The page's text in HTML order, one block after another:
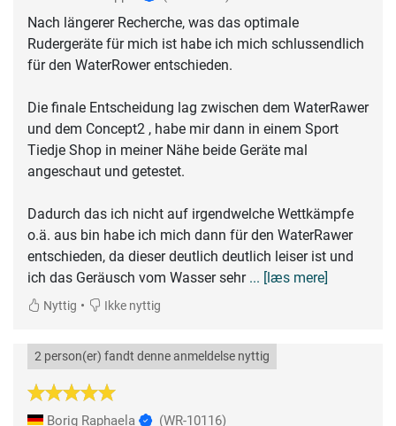
Nach längerer Recherche, was das optimale
Rudergeräte für mich ist habe ich mich schlussendlich
für den WaterRower entschieden.
Die finale Entscheidung lag zwischen dem WaterRawer
und dem Concept2 , habe mir dann in einem Sport
Tiedje Shop in meiner Nähe beide Geräte mal
angeschaut und getestet.
Dadurch das ich nicht auf irgendwelche Wettkämpfe
o.ä. aus bin habe ich mich dann für den WaterRawer
entschieden, da dieser deutlich deutlich leiser ist und
ich das Geräusch vom Wasser sehr ... [læs mere]
Nyttig • Ikke nyttig
2 person(er) fandt denne anmeldelse nyttig
Borig Raphaela (WR-10116)